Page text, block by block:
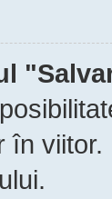
în